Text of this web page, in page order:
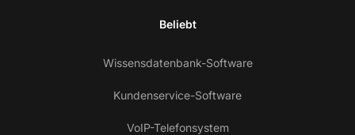
Beliebt
Wissensdatenbank-Software
Kundenservice-Software
VoIP-Telefonsystem